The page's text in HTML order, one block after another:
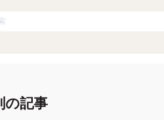
は、自動候補機能付きの検索フィールドです。
の記事